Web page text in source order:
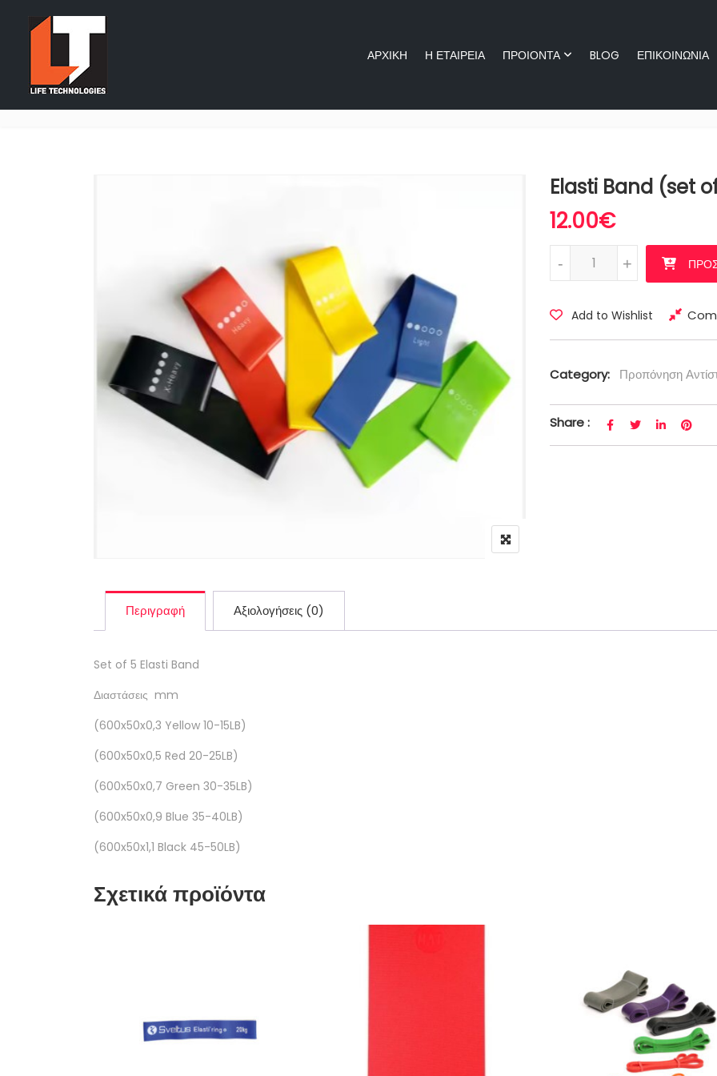
ΑΡΧΙΚΗ Η ΕΤΑΙΡΕΙΑ ΠΡΟΙΟΝΤΑ BLOG ΕΠΙΚΟΙΝΩΝΙΑ
Elasti Band (set
12.00€
Elasti Band (set of 5) ποσότητα
+
- +
-
Add to Wishlist
Category: Προπόνηση
Share :
Περιγραφή Αξιολογήσεις (0)
Set of 5 Elasti Band
Διαστάσεις mm
(600x50x0,3 Yellow 10-15LB)
(600x50x0,5 Red 20-25LB)
(600x50x0,7 Green 30-35LB)
(600x50x0,9 Blue 35-40LB)
(600x50x1,1 Black 45-50LB)
Σχετικά προϊόντα